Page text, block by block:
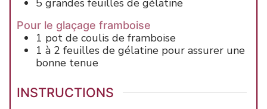
5 grandes feuilles de gélatine
Pour le glaçage framboise
1 pot de coulis de framboise
1 à 2 feuilles de gélatine pour assurer une
bonne tenue
INSTRUCTIONS